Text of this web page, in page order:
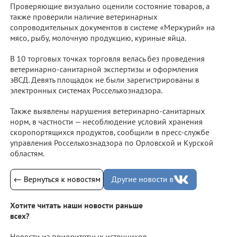
Проверяющие визуально оценили состояние товаров, а
также проверили наличие ветеринарных
сопроводительных документов в системе «Меркурий» на
мясо, рыбу, молочную продукцию, куриные яйца.
В 10 торговых точках торговля велась без проведения
ветеринарно-санитарной экспертизы и оформления
эВСД. Девять площадок не были зарегистрированы в
электронных системах Россельхознадзора.
Также выявлены нарушения ветеринарно-санитарных
норм, в частности — несоблюдение условий хранения
скоропортящихся продуктов, сообщили в пресс-службе
управления Россельхознадзора по Орловской и Курской
областям.
← Вернуться к новостям Другие новости в
Хотите читать наши новости раньше
всех?